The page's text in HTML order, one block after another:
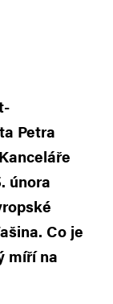
Petra
února
Co je
míří na